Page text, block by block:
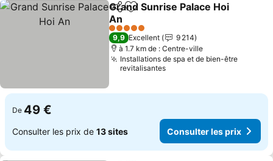
PartagerAjouter à mes favoris
Grand Sunrise Palace Hoi
An
5 Étoiles
9,9 Excellent
9 214
à 1.7 km de : Centre-ville
Installations de spa et de bien-être
revitalisantes
De 49 €
Consulter les prix de 13 sites Consulter les prix